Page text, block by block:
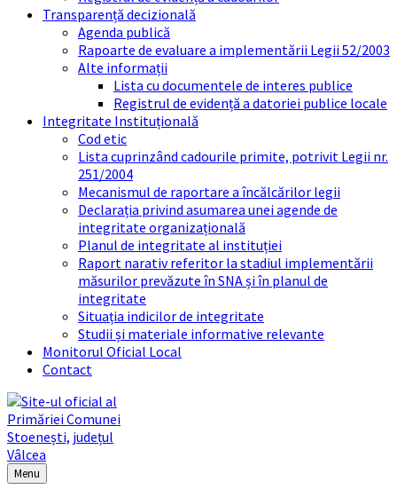
Transparență decizională
Agenda publică
Rapoarte de evaluare a implementării Legii 52/2003
Alte informații
Lista cu documentele de interes publice
Registrul de evidență a datoriei publice locale
Integritate Instituțională
Cod etic
Lista cuprinzând cadourile primite, potrivit Legii nr.
251/2004
Mecanismul de raportare a încălcărilor legii
Declarația privind asumarea unei agende de
integritate organizațională
Planul de integritate al instituției
Raport narativ referitor la stadiul implementării
măsurilor prevăzute în SNA și în planul de
integritate
Situația indicilor de integritate
Studii și materiale informative relevante
Monitorul Oficial Local
Contact
Menu